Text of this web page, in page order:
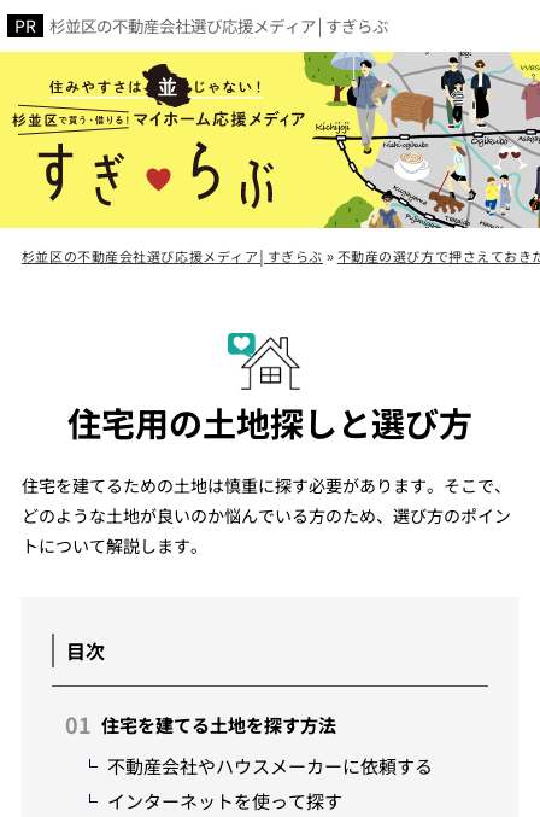
杉並区の不動産会社選び応援メディア│すぎらぶ
杉並区の不動産会社選び応援メディア│すぎらぶ »不動産の選び方で押さえておき
住宅用の土地探しと選び方
住宅を建てるための土地は慎重に探す必要があります。そこで、
どのような土地が良いのか悩んでいる方のため、選び方のポイン
トについて解説します。
目次
住宅を建てる土地を探す方法
不動産会社やハウスメーカーに依頼する
インターネットを使って探す